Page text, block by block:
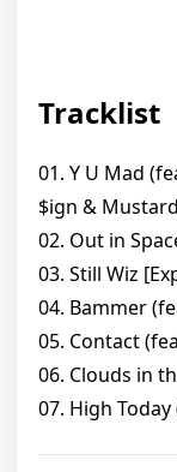
Tracklist
01. Y U Mad
$ign &
02. Out in
03. Still Wiz
04. Bammer
05. Contact
06. Clouds in
07. High